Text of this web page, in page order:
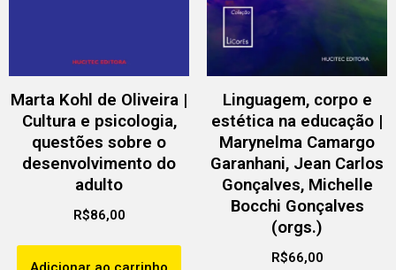
Marta Kohl de Oliveira |
Cultura e psicologia,
questões sobre o
desenvolvimento do
adulto
R$86,00
Linguagem, corpo e
estética na educação |
Marynelma Camargo
Garanhani, Jean Carlos
Gonçalves, Michelle
Bocchi Gonçalves
(orgs.)
R$66,00